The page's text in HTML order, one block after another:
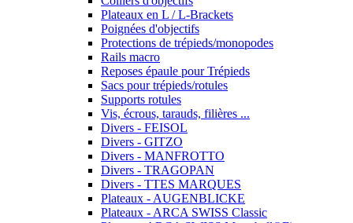
Plateaux en L / L-Brackets
Poignées d'objectifs
Protections de trépieds/monopodes
Rails macro
Reposes épaule pour Trépieds
Sacs pour trépieds/rotules
Supports rotules
Vis, écrous, tarauds, filières ...
Divers - FEISOL
Divers - GITZO
Divers - MANFROTTO
Divers - TRAGOPAN
Divers - TTES MARQUES
Plateaux - AUGENBLICKE
Plateaux - ARCA SWISS Classic